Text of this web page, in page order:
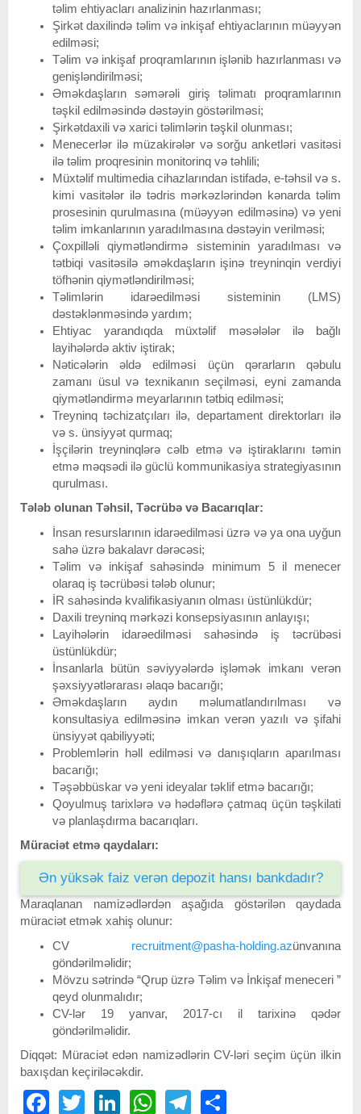
təlim ehtiyacları analizinin hazırlanması;
Şirkət daxilində təlim və inkişaf ehtiyaclarının müəyyən
edilməsi;
Təlim və inkişaf proqramlarının işlənib hazırlanması və
genişləndirilməsi;
Əməkdaşların səmərəli giriş təlimatı proqramlarının
təşkil edilməsində dəstəyin göstərilməsi;
Şirkətdaxili və xarici təlimlərin təşkil olunması;
Menecerlər ilə müzakirələr və sorğu anketləri vasitəsi
ilə təlim proqresinin monitorinq və təhlili;
Müxtəlif multimedia cihazlarından istifadə, e-təhsil və s.
kimi vasitələr ilə tədris mərkəzlərindən kənarda təlim
prosesinin qurulmasına (müəyyən edilməsinə) və yeni
təlim imkanlarının yaradılmasına dəstəyin verilməsi;
Çoxpilləli qiymətləndirmə sisteminin yaradılması və
tətbiqi vasitəsilə əməkdaşların işinə treyninqin verdiyi
töfhənin qiymətləndirilməsi;
Təlimlərin idarəedilməsi sisteminin (LMS)
dəstəklənməsində yardım;
Ehtiyac yarandıqda müxtəlif məsələlər ilə bağlı
layihələrdə aktiv iştirak;
Nəticələrin əldə edilməsi üçün qərarların qəbulu
zamanı üsul və texnikanın seçilməsi, eyni zamanda
qiymətləndirmə meyarlarının tətbiq edilməsi;
Treyninq təchizatçıları ilə, departament direktorları ilə
və s. ünsiyyət qurmaq;
İşçilərin treyninqlərə cəlb etmə və iştiraklarını təmin
etmə məqsədi ilə güclü kommunikasiya strategiyasının
qurulması.
Tələb olunan Təhsil, Təcrübə və Bacarıqlar:
İnsan resurslarının idarəedilməsi üzrə və ya ona uyğun
sahə üzrə bakalavr dərəcəsi;
Təlim və inkişaf sahəsində minimum 5 il menecer
olaraq iş təcrübəsi tələb olunur;
İR sahəsində kvalifikasiyanın olması üstünlükdür;
Daxili treyninq mərkəzi konsepsiyasının anlayışı;
Layihələrin idarəedilməsi sahəsində iş təcrübəsi
üstünlükdür;
İnsanlarla bütün səviyyələrdə işləmək imkanı verən
şəxsiyyətlərarası əlaqə bacarığı;
Əməkdaşların aydın məlumatlandırılması və
konsultasiya edilməsinə imkan verən yazılı və şifahi
ünsiyyət qabiliyyəti;
Problemlərin həll edilməsi və danışıqların aparılması
bacarığı;
Təşəbbüskar və yeni ideyalar təklif etmə bacarığı;
Qoyulmuş tarixlərə və hədəflərə çatmaq üçün təşkilati
və planlaşdırma bacarıqları.
Müraciət etmə qaydaları:
Ən yüksək faiz verən depozit hansı bankdadır?
Maraqlanan namizədlərdən aşağıda göstərilən qaydada
müraciət etmək xahiş olunur:
CV recruitment@pasha-holding.azünvanına
göndərilməlidir;
Mövzu sətrində “Qrup üzrə Təlim və İnkişaf meneceri ”
qeyd olunmalıdır;
CV-lər 19 yanvar, 2017-cı il tarixinə qədər
göndərilməlidir.
Diqqət: Müraciət edən namizədlərin CV-ləri seçim üçün ilkin
baxışdan keçiriləcəkdir.
FacebookTwitter LinkedIn WhatsAppTelegram